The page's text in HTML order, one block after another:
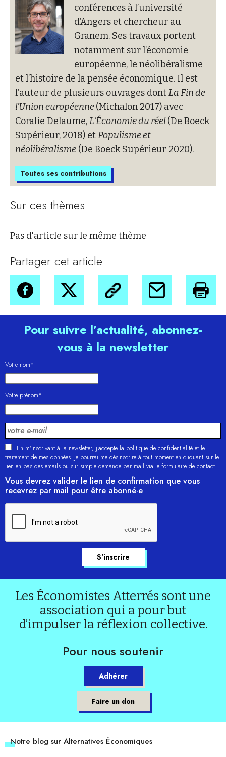
conférences à l’université
d’Angers et chercheur au
Granem. Ses travaux portent
notamment sur l’économie
européenne, le néolibéralisme
et l’histoire de la pensée économique. Il est
l’auteur de plusieurs ouvrages dontLa Fin de
l’Union européenne(Michalon 2017) avec
Coralie Delaume,L’Économie du réel(De Boeck
Supérieur, 2018) etPopulisme et
néolibéralisme (De Boeck Supérieur 2020).
Toutes ses contributions
Sur ces thèmes
Pas d'article sur le même thème
Partager cet article
Pour suivre l’actualité, abonnez-
vous à la newsletter
Votre nom*
Votre prénom*
En m'inscrivant à la newsletter, j’accepte la politique de confidentialité et le
traitement de mes données. Je pourrai me désinscrire à tout moment en cliquant sur le
lien en bas des emails ou sur simple demande par mail via le formulaire de contact.
Vous devrez valider le lien de confirmation que vous
recevrez par mail pour être abonné·e
Les Économistes Atterrés sont une
association qui a pour but
d’impulser la réflexion collective.
Pour nous soutenir
Adhérer
Faire un don
Notre blog sur Alternatives Économiques